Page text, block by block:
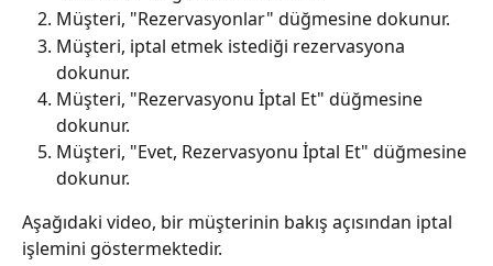
Müşteri, "Rezervasyonlar" düğmesine dokunur.
Müşteri, iptal etmek istediği rezervasyona
dokunur.
Müşteri, "Rezervasyonu İptal Et" düğmesine
dokunur.
Müşteri, "Evet, Rezervasyonu İptal Et" düğmesine
dokunur.
Aşağıdaki video, bir müşterinin bakış açısından iptal
işlemini göstermektedir.